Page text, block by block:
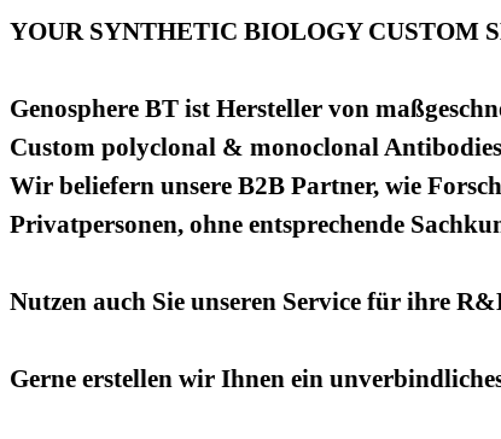
YOUR SYNTHETIC BIOLOGY CUSTOM
Genosphere BT ist Hersteller von
Custom polyclonal & monoclonal Antibodies
Wir beliefern unsere B2B Partner, wie
Privatpersonen, ohne entsprechende
Nutzen auch Sie unseren Service für ihre
Gerne erstellen wir Ihnen ein